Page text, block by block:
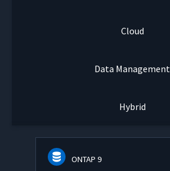
Cloud
Data Management
Hybrid
ONTAP 9